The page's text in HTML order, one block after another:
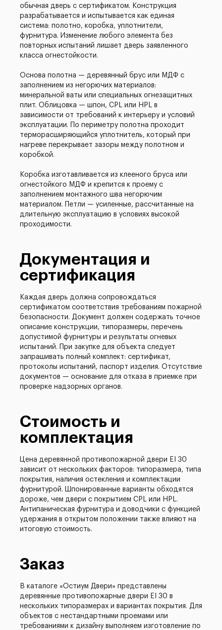
обычная дверь с сертификатом. Конструкция
разрабатывается и испытывается как единая
система: полотно, коробка, уплотнители,
фурнитура. Изменение любого элемента без
повторных испытаний лишает дверь заявленного
класса огнестойкости.
Основа полотна — деревянный брус или МДФ с
заполнением из негорючих материалов:
минеральной ваты или специальных огнезащитных
плит. Облицовка — шпон, CPL или HPL в
зависимости от требований к интерьеру и условий
эксплуатации. По периметру полотна проходит
терморасширяющийся уплотнитель, который при
нагреве перекрывает зазоры между полотном и
коробкой.
Коробка изготавливается из клееного бруса или
огнестойкого МДФ и крепится к проему с
заполнением монтажного шва негорючим
материалом. Петли — усиленные, рассчитанные на
длительную эксплуатацию в условиях высокой
проходимости.
Документация и
сертификация
Каждая дверь должна сопровождаться
сертификатом соответствия требованиям пожарной
безопасности. Документ должен содержать точное
описание конструкции, типоразмеры, перечень
допустимой фурнитуры и результаты огневых
испытаний. При закупке для объекта следует
запрашивать полный комплект: сертификат,
протоколы испытаний, паспорт изделия. Отсутствие
документов — основание для отказа в приемке при
проверке надзорных органов.
Стоимость и
комплектация
Цена деревянной противопожарной двери EI 30
зависит от нескольких факторов: типоразмера, типа
покрытия, наличия остекления и комплектации
фурнитурой. Шпонированные варианты обходятся
дороже, чем двери с покрытием CPL или HPL.
Антипаническая фурнитура и доводчики с функцией
удержания в открытом положении также влияют на
итоговую стоимость.
Заказ
В каталоге «Остиум Двери» представлены
деревянные противопожарные двери EI 30 в
нескольких типоразмерах и вариантах покрытия. Для
объектов с нестандартными проемами или
требованиями к дизайну выполняем изготовление по